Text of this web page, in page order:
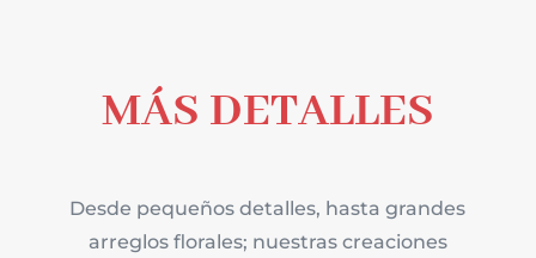
MÁS DETALLES
Desde pequeños detalles, hasta grandes
arreglos florales; nuestras creaciones